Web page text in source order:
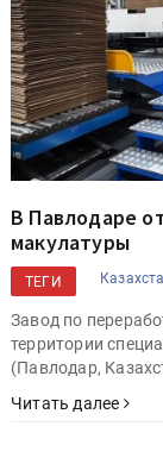
В Павлодаре
макулатуры
ТЕГИ
Завод по
территории
(Павлодар,
Читать далее